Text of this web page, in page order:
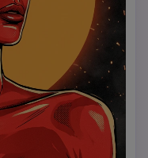
bagian dari poster,
wajah; suasana
dan ikonik;
siap poster, tepi
ada teks tambahan,
tidak ada warna
fotorealistik.